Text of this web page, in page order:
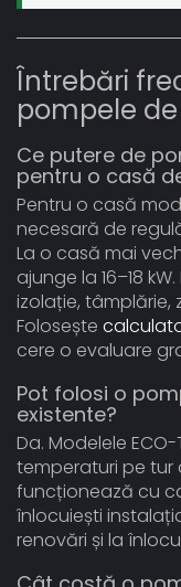
Întrebări
pompele
Ce putere de
pentru o casă
Pentru o casă
necesară de
La o casă mai
ajunge la 16–18
izolație, tâmplărie,
Folosește
cere o evaluare
Pot folosi o
existente?
Da. Modelele
temperaturi pe tur
funcționează cu
înlocuiești
renovări și la